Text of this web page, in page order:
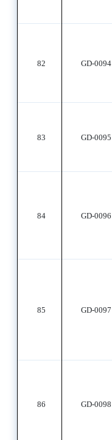
82 GD-0094
83 GD-0095
84 GD-0096
85 GD-0097
86 GD-0098